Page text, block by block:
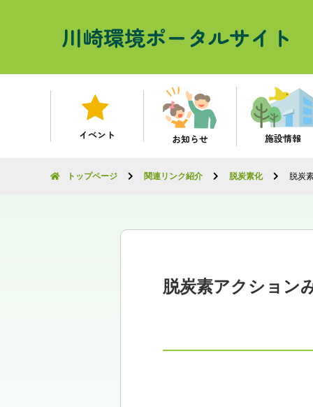
川崎環境ポータルサイト
イベント お知らせ 施設情報
トップページ 関連リンク紹介 脱炭素化 脱炭
脱炭素アクション